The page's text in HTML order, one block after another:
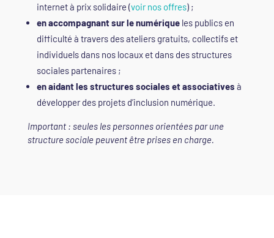
internet à prix solidaire (voir nos offres) ;
en accompagnant sur le numériqueles publics en
difficulté à travers des ateliers gratuits, collectifs et
individuels dans nos locaux et dans des structures
sociales partenaires ;
en aidant les structures sociales et associatives à
développer des projets d’inclusion numérique.
Important : seules les personnes orientées par une
structure sociale peuvent être prises en charge.